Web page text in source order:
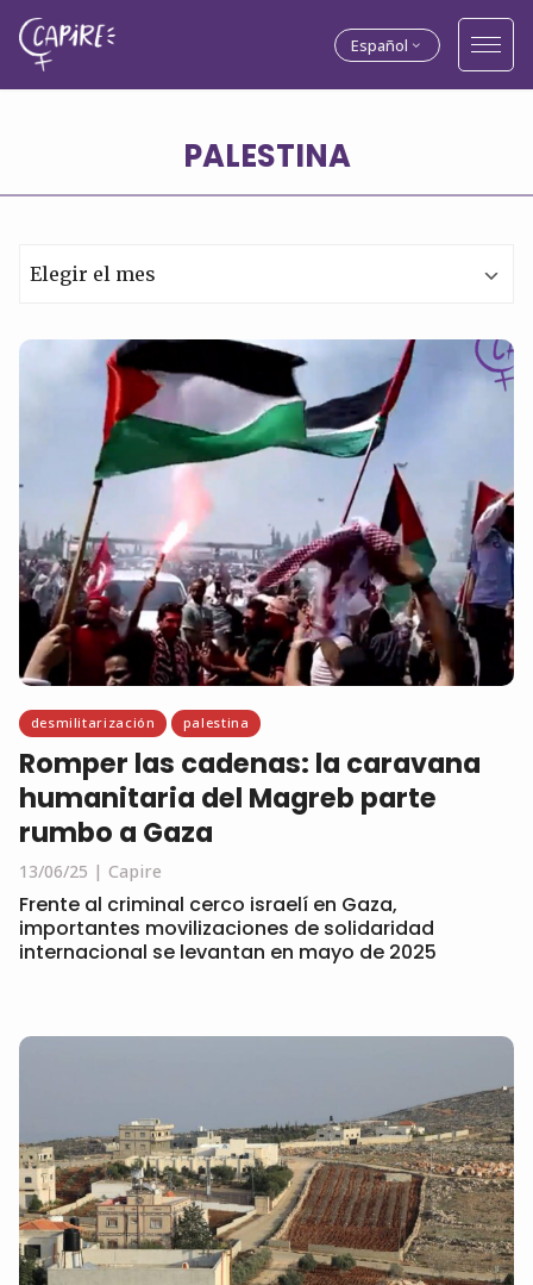
Español
PALESTINA
desmilitarización palestina
Romper las cadenas: la caravana
humanitaria del Magreb parte
rumbo a Gaza
13/06/25 Capire
Frente al criminal cerco israelí en Gaza,
importantes movilizaciones de solidaridad
internacional se levantan en mayo de 2025